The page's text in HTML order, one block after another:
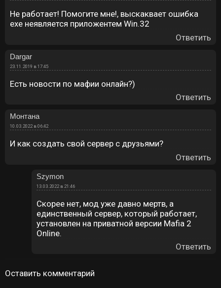
Не работает! Помогите мне!, выскаквает ошибка
ехе неявляется приложентем Win.32
Ответить
Dargar
23.11.2019 в 17:45
Есть новости по мафии онлайн?)
Ответить
Монтана
10.03.2022 в 06:42
И как создать свой сервер с друзьями?
Ответить
Szymon
13.03.2022 в 21:46
Скорее нет, мод уже давно мертв, а
единственный сервер, который работает,
установлен на приватной версии Mafia 2
Online.
Ответить
Оставить комментарий